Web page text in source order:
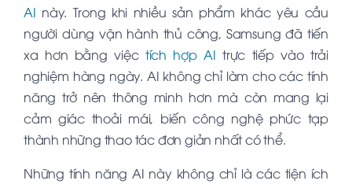
AI này. Trong khi nhiều sản phẩm khác yêu cầu
người dùng vận hành thủ công, Samsung đã tiến
xa hơn bằng việc tích hợp AI trực tiếp vào trải
nghiệm hàng ngày. AI không chỉ làm cho các tính
năng trở nên thông minh hơn mà còn mang lại
cảm giác thoải mái, biến công nghệ phức tạp
thành những thao tác đơn giản nhất có thể.
Những tính năng AI này không chỉ là các tiện ích